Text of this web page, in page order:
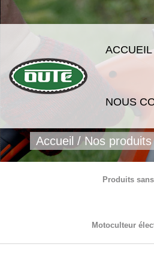
ACCUEIL
NOUS
Accueil / Nos produits
Produits sans
Motoculteur